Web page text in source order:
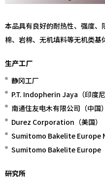
本品具有良好的耐热性、强度
棉、岩棉、无机填料等无机类基
生产工厂
静冈工厂
P.T. Indopherin Jaya（印度尼
南通住友电木有限公司（中国）
Durez Corporation（美国）
Sumitomo Bakelite Europe
Sumitomo Bakelite Europe
研究所